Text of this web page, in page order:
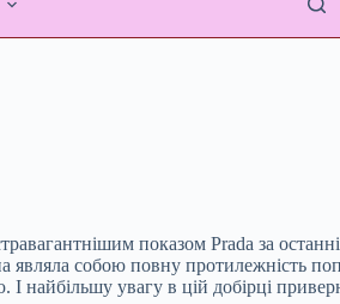
показом Prada за
являла собою повну протилежність
найбільшу увагу в цій добірці